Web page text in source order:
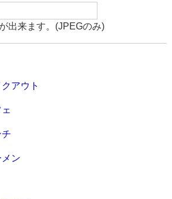
出来ます。(JPEGのみ)
アウト
ン